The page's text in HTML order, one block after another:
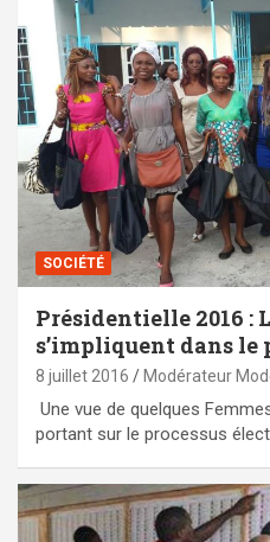
SOCIÉTÉ
Présidentielle 2016 :
s’impliquent dans le
8 juillet 2016 Modérateur
Une vue de quelques
portant sur le processus